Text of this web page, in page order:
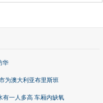
华
为澳大利亚布里斯班
有一人多高 车厢内缺氧